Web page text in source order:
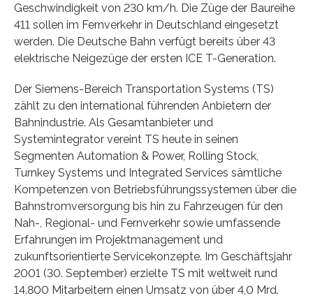
Geschwindigkeit von 230 km/h. Die Züge der Baureihe
411 sollen im Fernverkehr in Deutschland eingesetzt
werden. Die Deutsche Bahn verfügt bereits über 43
elektrische Neigezüge der ersten ICE T-Generation.
Der Siemens-Bereich Transportation Systems (TS)
zählt zu den international führenden Anbietern der
Bahnindustrie. Als Gesamtanbieter und
Systemintegrator vereint TS heute in seinen
Segmenten Automation & Power, Rolling Stock,
Turnkey Systems und Integrated Services sämtliche
Kompetenzen von Betriebsführungssystemen über die
Bahnstromversorgung bis hin zu Fahrzeugen für den
Nah-, Regional- und Fernverkehr sowie umfassende
Erfahrungen im Projektmanagement und
zukunftsorientierte Servicekonzepte. Im Geschäftsjahr
2001 (30. September) erzielte TS mit weltweit rund
14.800 Mitarbeitern einen Umsatz von über 4,0 Mrd.